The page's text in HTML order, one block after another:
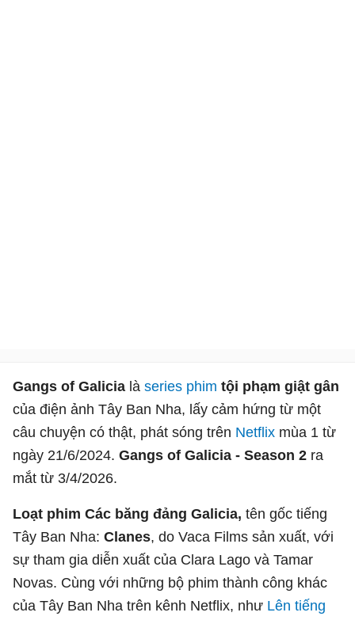
Gangs of Galicia là series phim tội phạm giật gân
của điện ảnh Tây Ban Nha, lấy cảm hứng từ một
câu chuyện có thật, phát sóng trên Netflix mùa 1 từ
ngày 21/6/2024. Gangs of Galicia - Season 2 ra
mắt từ 3/4/2026.
Loạt phim Các băng đảng Galicia, tên gốc tiếng
Tây Ban Nha: Clanes, do Vaca Films sản xuất, với
sự tham gia diễn xuất của Clara Lago và Tamar
Novas. Cùng với những bộ phim thành công khác
của Tây Ban Nha trên kênh Netflix, như Lên tiếng